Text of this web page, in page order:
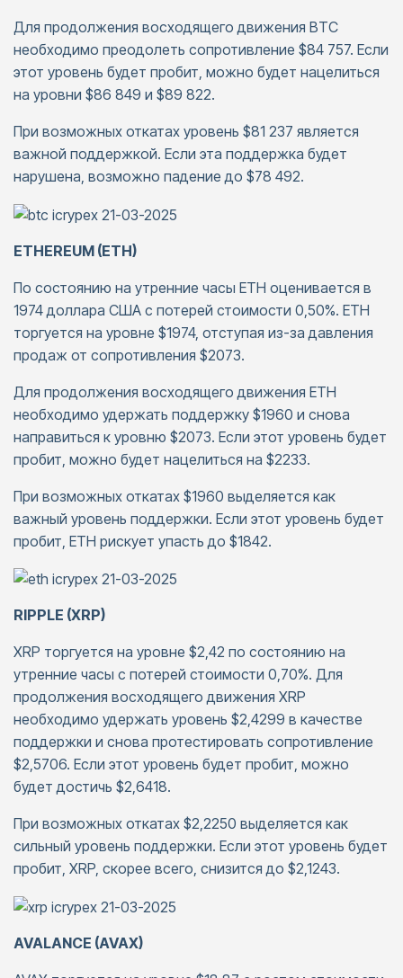
Для продолжения восходящего движения BTC
необходимо преодолеть сопротивление $84 757. Если
этот уровень будет пробит, можно будет нацелиться
на уровни $86 849 и $89 822.
При возможных откатах уровень $81 237 является
важной поддержкой. Если эта поддержка будет
нарушена, возможно падение до $78 492.
ETHEREUM (ETH)
По состоянию на утренние часы ETH оценивается в
1974 доллара США с потерей стоимости 0,50%. ETH
торгуется на уровне $1974, отступая из-за давления
продаж от сопротивления $2073.
Для продолжения восходящего движения ETH
необходимо удержать поддержку $1960 и снова
направиться к уровню $2073. Если этот уровень будет
пробит, можно будет нацелиться на $2233.
При возможных откатах $1960 выделяется как
важный уровень поддержки. Если этот уровень будет
пробит, ETH рискует упасть до $1842.
RIPPLE (XRP)
XRP торгуется на уровне $2,42 по состоянию на
утренние часы с потерей стоимости 0,70%. Для
продолжения восходящего движения XRP
необходимо удержать уровень $2,4299 в качестве
поддержки и снова протестировать сопротивление
$2,5706. Если этот уровень будет пробит, можно
будет достичь $2,6418.
При возможных откатах $2,2250 выделяется как
сильный уровень поддержки. Если этот уровень будет
пробит, XRP, скорее всего, снизится до $2,1243.
AVALANCE (AVAX)